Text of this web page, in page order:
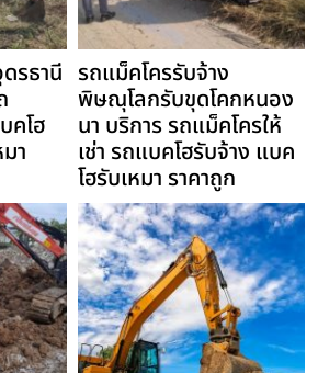
รธานี
คโฮ
า
รถแม็คโครรับจ้าง
พิษณุโลกรับขุดโคกหนอง
นา บริการ รถแม็คโครให้
เช่า รถแบคโฮรับจ้าง แบค
โฮรับเหมา ราคาถูก